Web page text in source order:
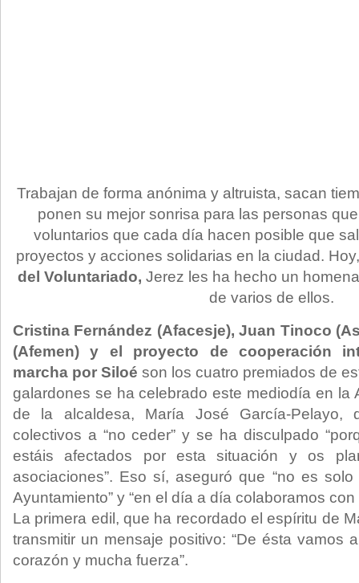
Trabajan de forma anónima y altruista, sacan
ponen su mejor sonrisa para las personas
voluntarios que cada día hacen posible que
proyectos y acciones solidarias en la ciudad.
del Voluntariado, Jerez les ha hecho un
de varios de ellos.
Cristina Fernández (Afacesje), Juan Tinoco
(Afemen) y el proyecto de cooperación
marcha por Siloé son los cuatro premiados de
galardones se ha celebrado este mediodía en la
de la alcaldesa, María José García-
colectivos a “no ceder” y se ha disculpado
estáis afectados por esta situación y os
asociaciones”. Eso sí, aseguró que “no es
Ayuntamiento” y “en el día a día colaboramos
La primera edil, que ha recordado el espíritu de
transmitir un mensaje positivo: “De ésta vamos
corazón y mucha fuerza”.